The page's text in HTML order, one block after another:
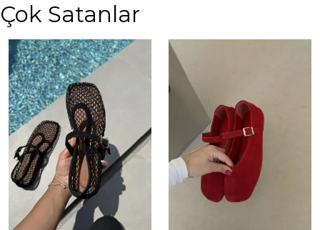
Çok Satanlar